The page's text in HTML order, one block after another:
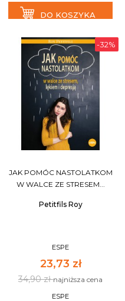
DO KOSZYKA
-32%
JAK POMÓC NASTOLATKOM
W WALCE ZE STRESEM...
Petitfils Roy
ESPE
23,73 zł
34,90 złnajniższa cena
ESPE